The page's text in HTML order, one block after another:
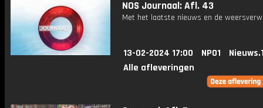
NOS Journaal: Afl. 43
Met het laatste nieuws en de
13-02-2024 17:00 NPO1
Alle afleveringen